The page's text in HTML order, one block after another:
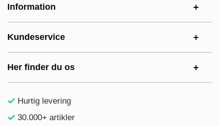
Information
Kundeservice
Her finder du os
Hurtig levering
30.000+ artikler